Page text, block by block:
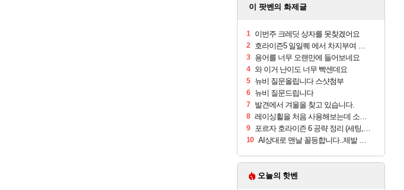
이 팟벤의 화제글
1 이번주 크레딧 상자를 못찾겠어요
2 호라이즌5 일일퀘 에서 차지부여 기술1회?!
3 용어를 너무 오랜만에 들어보네요
4 와 이거 난이도 너무 빡센데요
5 뉴비 질문올립니다 스샷첨부
6 뉴비 질문드립니다
7 발견에서 겨울을 찾고 있습니다.
8 레이싱휠을 처음 사용해보는데 소음이 정상적인걸까요?
9 포르자 호라이즌 6 공략 정리 (세팅, 튜닝, 차량 위치)
10 AI상대로 맨날 꼴등합니다..제발 도와주세요 어케 합니까?
오늘의 핫벤